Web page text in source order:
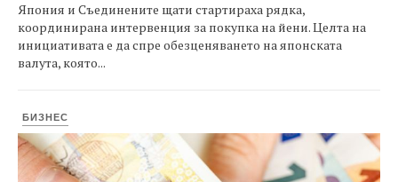
Япония и Съединените щати стартираха рядка,
координирана интервенция за покупка на йени. Целта на
инициативата е да спре обезценяването на японската
валута, която...
БИЗНЕС